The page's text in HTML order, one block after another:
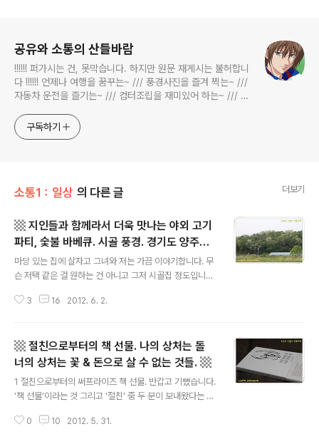
공유와 소통의 산들바람
!!!!!! 퍼가시는 건, 못막습니다. 하지만 원문 재게시는 불허합니
다 !!!!!! 언제나 여행을 꿈꾸는~ /// 풍경사진을 즐겨 찍는~ ///
자동차 운전을 즐기는~ /// 컴터조립을 재미있어 하는~ /// 고
식하는 미드가 있는~ /// 사회적 이슈에 발언하는~ 不老巨
구독하기
소통1：일상 의 다른 글 더보기
▩ 지인들과 함께라서 더욱 맛나는 야외 고기
파티, 숯불 바베큐. 시골 풍경. 경기도 양주시
남면. ▩
마당 있는 집에 살자고 그녀와 저는 가끔 이야기합니다. 무
슨 저택 같은 걸 원하는 건 아니고 그저 시골집 정도입니다.
는 집에 살면 할 수 있는 일이 많지요. 그 중 하나가 마당에
epark.tistory.com/95 포스트에 적은 것처럼요(찾아보
니 포스트가 2008년에 쓴 것이군요. 물론 그 후로도 여러
차례 더 마당을 이용했지요). 지인 B가 고기를 구워 먹자고
제안합니다. 오프라인에서 자주 모이는 패밀리 같은 L, B,
P. 그 중 B가 특별한 이유없이(^^) 고기 파티를 하잡니다.
시내에 나와 살고 있는 B 자신의 아파트..
3 16 2012. 6. 2.
▩ 절친으로부터의 책 선물. 나의 상처는 돌
너의 상처는 꽃 & 돈으로 살 수 없는 것들. ▩
1 절친으로부터의 써프라이즈 책 선물. 반갑고 기뻤습니다.
'책 선물'이라는 것 그리고 '절친' 중 두 분이 보내왔다는 것.
음은 표현해야 전해지는 것이죠. 이미 고마운 마음 전했지
0 10 2012. 5. 31.